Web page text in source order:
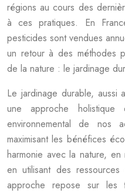
régions au cours des
à ces pratiques. En
pesticides sont vendues
un retour à des méthodes
de la nature : le jardinage
Le jardinage durable, aussi
une approche holistique
environnemental de nos
maximisant les bénéfices
harmonie avec la nature,
en utilisant des
approche repose sur les